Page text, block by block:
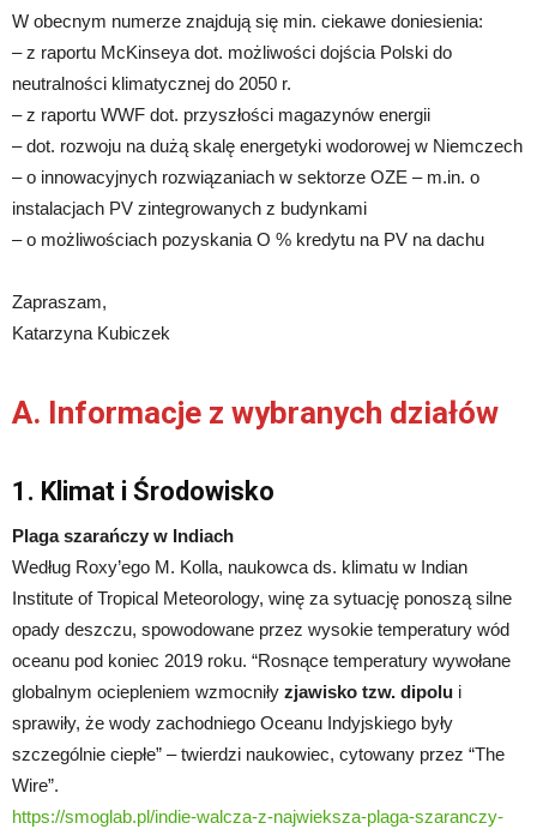
W obecnym numerze znajdują się min. ciekawe doniesienia:
– z raportu McKinseya dot. możliwości dojścia Polski do
neutralności klimatycznej do 2050 r.
– z raportu WWF dot. przyszłości magazynów energii
– dot. rozwoju na dużą skalę energetyki wodorowej w Niemczech
– o innowacyjnych rozwiązaniach w sektorze OZE – m.in. o
instalacjach PV zintegrowanych z budynkami
– o możliwościach pozyskania O % kredytu na PV na dachu
Zapraszam,
Katarzyna Kubiczek
A. Informacje z wybranych działów
1. Klimat i Środowisko
Plaga szarańczy w Indiach
Według Roxy’ego M. Kolla, naukowca ds. klimatu w Indian
Institute of Tropical Meteorology, winę za sytuację ponoszą silne
opady deszczu, spowodowane przez wysokie temperatury wód
oceanu pod koniec 2019 roku. “Rosnące temperatury wywołane
globalnym ociepleniem wzmocniły zjawisko tzw. dipolu i
sprawiły, że wody zachodniego Oceanu Indyjskiego były
szczególnie ciepłe” – twierdzi naukowiec, cytowany przez “The
Wire”.
https://smoglab.pl/indie-walcza-z-najwieksza-plaga-szaranczy-